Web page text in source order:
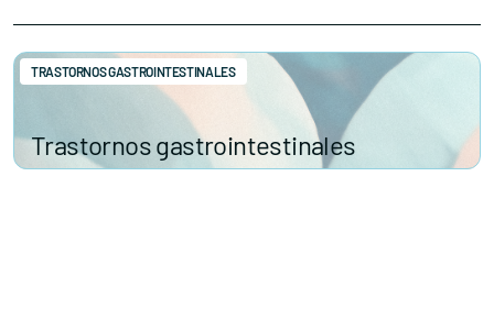
Trastornos gastrointestinales
TRASTORNOS GASTROINTESTINALES